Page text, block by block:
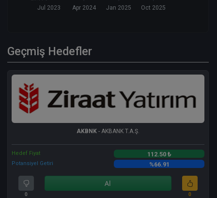
Jul 2023 Apr 2024 Jan 2025 Oct 2025
Geçmiş Hedefler
AKBNK - AKBANK T.A.Ş.
Hedef Fiyat 112.50 ₺
Potansiyel Getiri %66.91
0
Al
0